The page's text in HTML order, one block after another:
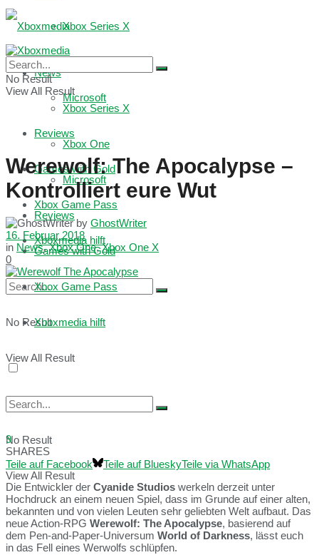
Xbox Series X
Microsoft
Reviews
Games with Gold
Xbox Game Pass
Xboxmedia hilft
No Result
View All Result
News
Xbox Series X
Xbox One
Microsoft
Reviews
Games with Gold
Xbox Game Pass
Xboxmedia hilft
No Result
View All Result
No Result
View All Result
Werewolf: The Apocalypse –
Kontrolliert eure Wut
by GhostWriter
16. Februar 2018
in News,Xbox One,Xbox One X
0
9
SHARES
Teile auf Facebook
Teile auf BlueskyTeile via WhatsApp
Die Entwickler der Cyanide Studios werkeln derzeit unter
Hochdruck an einem neuen Spiel, dass im Grunde auf einer alten,
bekannten und von vielen Leuten sehr geliebten Welt aufbaut. Das
neue Action-RPG Werewolf: The Apocalypse, basierend auf
dem Pen-and-Paper-Universum World of Darkness, lässt euch
in das Fell eines Werwolfs schlüpfen.